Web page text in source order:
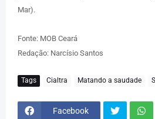
Mar).
Fonte: MOB Ceará
Redação: Narcísio Santos
Tags Cialtra Matando a saudade
Facebook